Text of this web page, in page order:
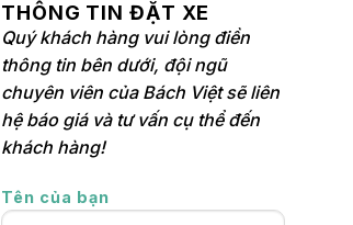
THÔNG TIN ĐẶT XE
Quý khách hàng vui lòng điền
thông tin bên dưới, đội ngũ
chuyên viên của Bách Việt sẽ liên
hệ báo giá và tư vấn cụ thể đến
khách hàng!
Tên của bạn